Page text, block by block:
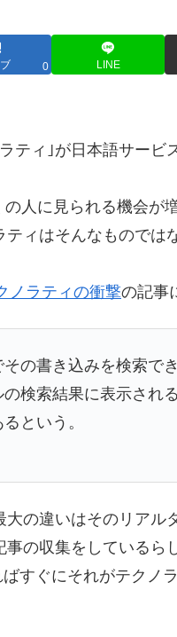
0 LINE
ティ｣が日本語サービ
人に見られる機会が
ィはそんなものでは
ノラティの衝撃の記事
の書き込みを検索で
検索結果に表示され
という。
の違いはそのリアル
の収集をしているら
すぐにそれがテクノ